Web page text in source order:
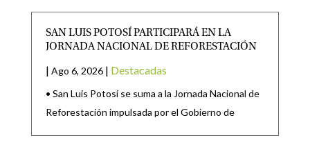
SAN LUIS POTOSÍ PARTICIPARÁ EN LA
JORNADA NACIONAL DE REFORESTACIÓN
| Ago 6, 2026 | Destacadas
• San Luis Potosí se suma a la Jornada Nacional de
Reforestación impulsada por el Gobierno de